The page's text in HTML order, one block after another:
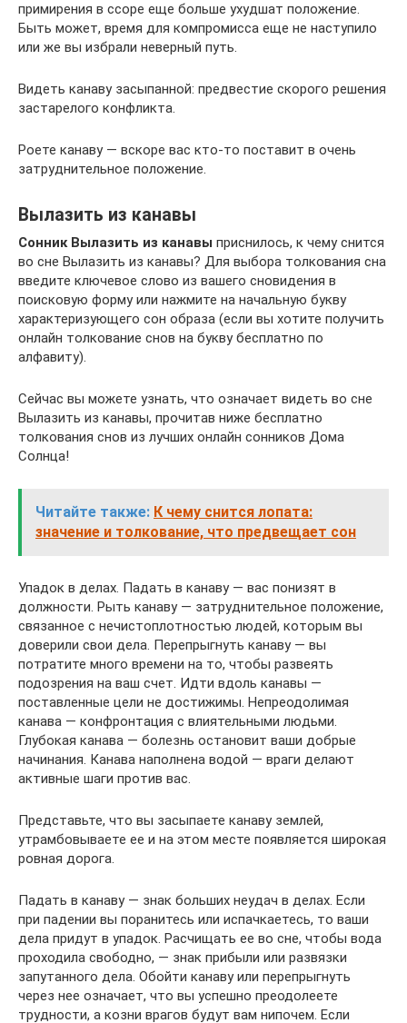
примирения в ссоре еще больше ухудшат положение.
Быть может, время для компромисса еще не наступило
или же вы избрали неверный путь.
Видеть канаву засыпанной: предвестие скорого решения
застарелого конфликта.
Роете канаву — вскоре вас кто-то поставит в очень
затруднительное положение.
Вылазить из канавы
Сонник Вылазить из канавы приснилось, к чему снится
во сне Вылазить из канавы? Для выбора толкования сна
введите ключевое слово из вашего сновидения в
поисковую форму или нажмите на начальную букву
характеризующего сон образа (если вы хотите получить
онлайн толкование снов на букву бесплатно по
алфавиту).
Сейчас вы можете узнать, что означает видеть во сне
Вылазить из канавы, прочитав ниже бесплатно
толкования снов из лучших онлайн сонников Дома
Солнца!
Читайте также: К чему снится лопата:
значение и толкование, что предвещает сон
Упадок в делах. Падать в канаву — вас понизят в
должности. Рыть канаву — затруднительное положение,
связанное с нечистоплотностью людей, которым вы
доверили свои дела. Перепрыгнуть канаву — вы
потратите много времени на то, чтобы развеять
подозрения на ваш счет. Идти вдоль канавы —
поставленные цели не достижимы. Непреодолимая
канава — конфронтация с влиятельными людьми.
Глубокая канава — болезнь остановит ваши добрые
начинания. Канава наполнена водой — враги делают
активные шаги против вас.
Представьте, что вы засыпаете канаву землей,
утрамбовываете ее и на этом месте появляется широкая
ровная дорога.
Падать в канаву — знак больших неудач в делах. Если
при падении вы поранитесь или испачкаетесь, то ваши
дела придут в упадок. Расчищать ее во сне, чтобы вода
проходила свободно, — знак прибыли или развязки
запутанного дела. Обойти канаву или перепрыгнуть
через нее означает, что вы успешно преодолеете
трудности, а козни врагов будут вам нипочем. Если